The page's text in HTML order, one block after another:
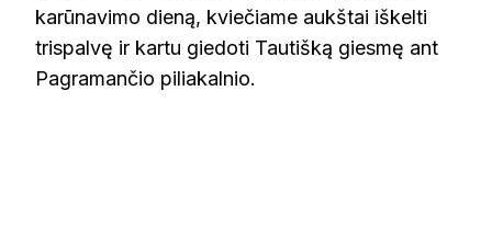
karūnavimo dieną, kviečiame aukštai iškelti
trispalvę ir kartu giedoti Tautišką giesmę ant
Pagramančio piliakalnio.